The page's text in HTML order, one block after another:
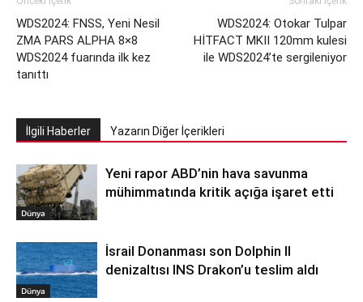
WDS2024: FNSS, Yeni Nesil
ZMA PARS ALPHA 8×8
WDS2024 fuarında ilk kez
tanıttı
WDS2024: Otokar Tulpar
HİTFACT MKII 120mm kulesi
ile WDS2024’te sergileniyor
İlgili Haberler Yazarın Diğer İçerikleri
Dünya
Yeni rapor ABD’nin hava savunma
mühimmatında kritik açığa işaret etti
Dünya
İsrail Donanması son Dolphin II
denizaltısı INS Drakon’u teslim aldı